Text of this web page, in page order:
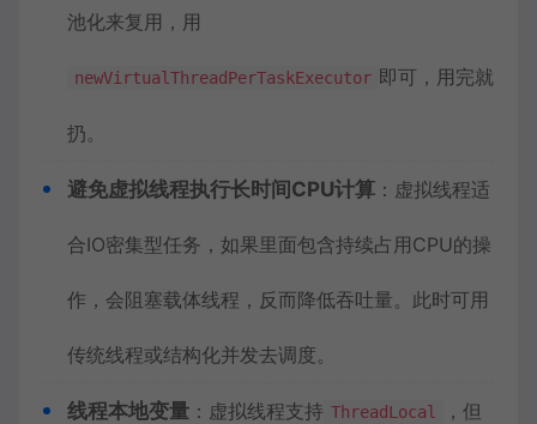
池化来复用，用
newVirtualThreadPerTaskExecutor 即可，用完就
扔。
避免虚拟线程执行长时间CPU计算 ：虚拟线程适
合IO密集型任务，如果里面包含持续占用CPU的操
作，会阻塞载体线程，反而降低吞吐量。此时可用
传统线程或结构化并发去调度。
线程本地变量 ：虚拟线程支持 ThreadLocal ，但